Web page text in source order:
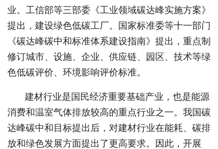
业。工信部等三部委《工业领域碳达峰实施方案》
提出，建设绿色低碳工厂。国家标准委等十一部门
《碳达峰碳中和标准体系建设指南》提出，重点制
修订城市、设施、企业、供应链、园区、技术等绿
色低碳评价、环境影响评价标准。
建材行业是国民经济重要基础产业，也是能源
消费和温室气体排放较高的重点行业之一。我国碳
达峰碳中和目标提出后，对建材行业在能耗、碳排
放和绿色发展方面提出了更高要求。因此，开展